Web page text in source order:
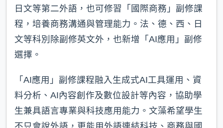
日文等第二外語，也可修習「國際商務」副修課
程，培養商務溝通與管理能力。法、德、西、日
文等科別除副修英文外，也新增「AI應用」副修
選擇。
「AI應用」副修課程融入生成式AI工具運用、資
料分析、AI內容創作及數位設計等內容，協助學
生兼具語言專業與科技應用能力。文藻希望學生
不只會說外語，更能用外語連結科技、商務與國